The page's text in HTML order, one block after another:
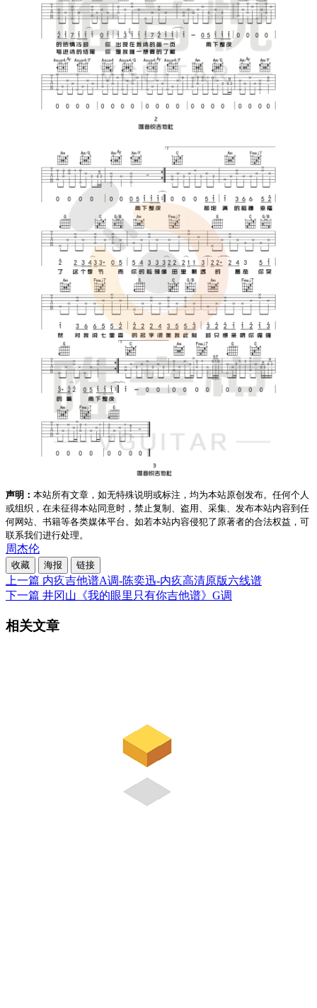
声明： 本站所有文章，如无特殊说明或标注，均为本站原创发布。任何个人
或组织，在未征得本站同意时，禁止复制、盗用、采集、发布本站内容到任
何网站、书籍等各类媒体平台。如若本站内容侵犯了原著者的合法权益，可
联系我们进行处理。
周杰伦
收藏 海报 链接
上一篇 内疚吉他谱A调-陈奕迅-内疚高清原版六线谱
下一篇 井冈山《我的眼里只有你吉他谱》G调
相关文章